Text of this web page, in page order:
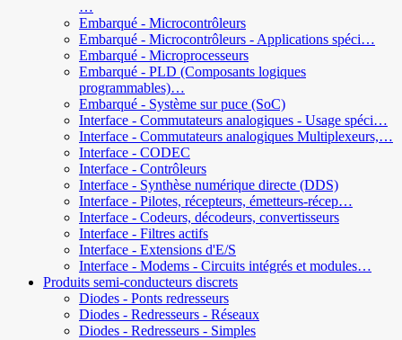
…
Embarqué - Microcontrôleurs
Embarqué - Microcontrôleurs - Applications spéci…
Embarqué - Microprocesseurs
Embarqué - PLD (Composants logiques
programmables)…
Embarqué - Système sur puce (SoC)
Interface - Commutateurs analogiques - Usage spéci…
Interface - Commutateurs analogiques Multiplexeurs,…
Interface - CODEC
Interface - Contrôleurs
Interface - Synthèse numérique directe (DDS)
Interface - Pilotes, récepteurs, émetteurs-récep…
Interface - Codeurs, décodeurs, convertisseurs
Interface - Filtres actifs
Interface - Extensions d'E/S
Interface - Modems - Circuits intégrés et modules…
Produits semi-conducteurs discrets
Diodes - Ponts redresseurs
Diodes - Redresseurs - Réseaux
Diodes - Redresseurs - Simples